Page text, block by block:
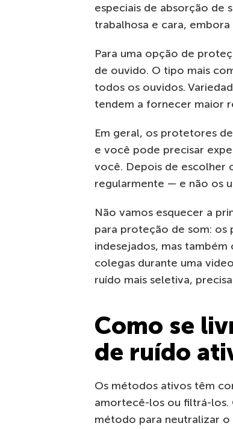
especiais de absorção de
trabalhosa e cara, embora
Para uma opção de
de ouvido. O tipo mais
todos os ouvidos.
tendem a fornecer maior
Em geral, os protetores
e você pode precisar
você. Depois de escolher
regularmente — e não os
Não vamos esquecer a
para proteção de som: os
indesejados, mas
colegas durante uma
ruído mais seletiva,
Como se
de ruído
Os métodos ativos têm
amortecê-los ou filtrá-los.
método para neutralizar o